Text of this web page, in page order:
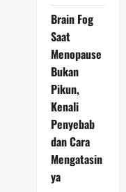
Brain Fog
Saat
Menopause
Bukan
Pikun,
Kenali
Penyebab
dan Cara
Mengatasin
ya